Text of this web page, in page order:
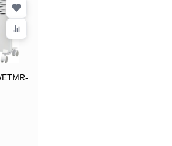
ETMR-